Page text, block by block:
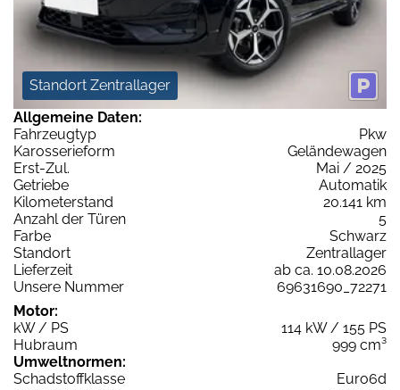
Standort Zentrallager
Allgemeine Daten:
Fahrzeugtyp
Pkw
Karosserieform
Geländewagen
Erst-Zul.
Mai / 2025
Getriebe
Automatik
Kilometerstand
20.141 km
Anzahl der Türen
5
Farbe
Schwarz
Standort
Zentrallager
Lieferzeit
ab ca. 10.08.2026
Unsere Nummer
69631690_72271
Motor:
kW / PS
114 kW / 155 PS
Hubraum
999 cm³
Umweltnormen:
Schadstoffklasse
Euro6d